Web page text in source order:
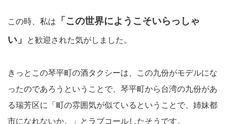
この時、私は
「この世界にようこそいらっしゃ
い」
と歓迎された気がしました。
きっとこの琴平町の酒タクシーは、この九份がモデルにな
ったのであろうということで、琴平町から台湾の九份があ
る瑞芳区に「町の雰囲気が似ているということで、姉妹都
市になれないか。」とラブコールしたそうです。